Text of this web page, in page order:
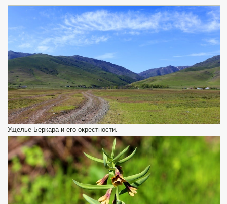
Ущелье Беркара и его окрестности.